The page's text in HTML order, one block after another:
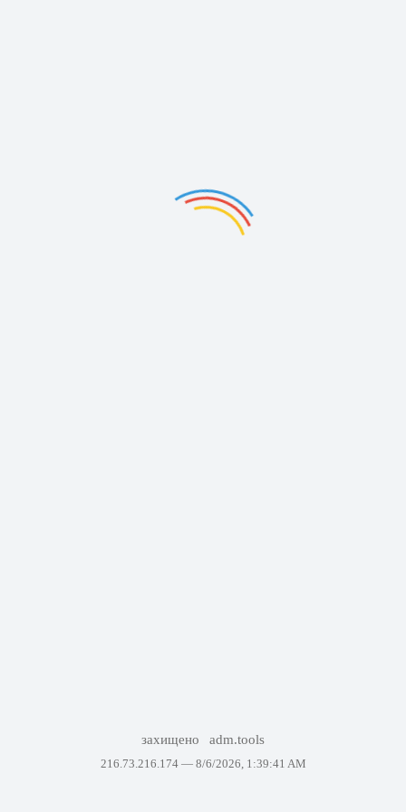
захищено adm.tools
216.73.216.174 — 8/6/2026, 1:39:41 AM